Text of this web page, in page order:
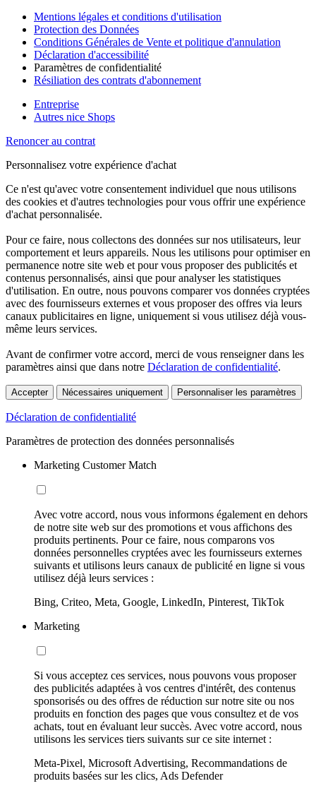
Mentions légales et conditions d'utilisation
Protection des Données
Conditions Générales de Vente et politique d'annulation
Déclaration d'accessibilité
Paramètres de confidentialité
Résiliation des contrats d'abonnement
Entreprise
Autres nice Shops
Renoncer au contrat
Personnalisez votre expérience d'achat
Ce n'est qu'avec votre consentement individuel que nous utilisons
des cookies et d'autres technologies pour vous offrir une expérience
d'achat personnalisée.
Pour ce faire, nous collectons des données sur nos utilisateurs, leur
comportement et leurs appareils. Nous les utilisons pour optimiser en
permanence notre site web et pour vous proposer des publicités et
contenus personnalisés, ainsi que pour analyser les statistiques
d'utilisation. En outre, nous pouvons comparer vos données cryptées
avec des fournisseurs externes et vous proposer des offres via leurs
canaux publicitaires en ligne, uniquement si vous utilisez déjà vous-
même leurs services.
Avant de confirmer votre accord, merci de vous renseigner dans les
paramètres ainsi que dans notre Déclaration de confidentialité.
Accepter Nécessaires uniquement Personnaliser les paramètres
Déclaration de confidentialité
Paramètres de protection des données personnalisés
Marketing Customer Match
Avec votre accord, nous vous informons également en dehors
de notre site web sur des promotions et vous affichons des
produits pertinents. Pour ce faire, nous comparons vos
données personnelles cryptées avec les fournisseurs externes
suivants et utilisons leurs canaux de publicité en ligne si vous
utilisez déjà leurs services :
Bing, Criteo, Meta, Google, LinkedIn, Pinterest, TikTok
Marketing
Si vous acceptez ces services, nous pouvons vous proposer
des publicités adaptées à vos centres d'intérêt, des contenus
sponsorisés ou des offres de réduction sur notre site ou nos
produits en fonction des pages que vous consultez et de vos
achats, tout en évaluant leur succès. Avec votre accord, nous
utilisons les services tiers suivants sur ce site internet :
Meta-Pixel, Microsoft Advertising, Recommandations de
produits basées sur les clics, Ads Defender